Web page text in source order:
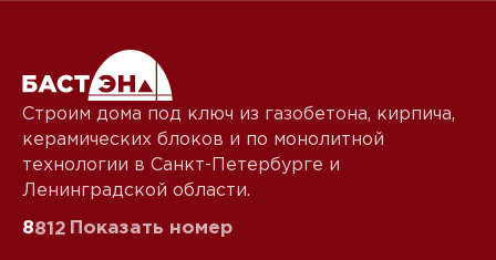
Строим дома под ключ из газобетона, кирпича,
керамических блоков и по монолитной
технологии в Санкт-Петербурге и
Ленинградской области.
8812 Показать номер